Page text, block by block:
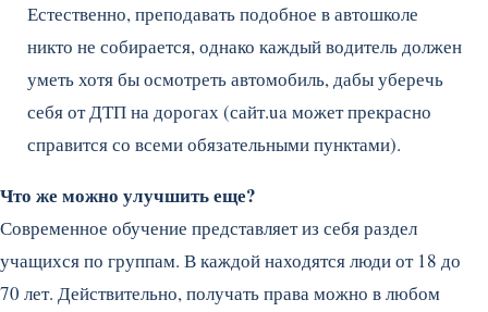
Естественно, преподавать подобное в автошколе
никто не собирается, однако каждый водитель должен
уметь хотя бы осмотреть автомобиль, дабы уберечь
себя от ДТП на дорогах (сайт.ua может прекрасно
справится со всеми обязательными пунктами).
Что же можно улучшить еще?
Современное обучение представляет из себя раздел
учащихся по группам. В каждой находятся люди от 18 до
70 лет. Действительно, получать права можно в любом